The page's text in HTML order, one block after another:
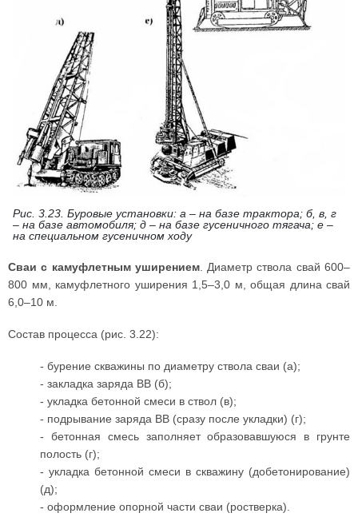
Рис. 3.23. Буровые установки: а – на базе трактора; б, в, г
– на базе автомобиля; д – на базе гусеничного тягача; е –
на специальном гусеничном ходу
Сваи с камуфлетным уширением. Диаметр ствола свай 600–
800 мм, камуфлетного уширения 1,5–3,0 м, общая длина свай
6,0–10 м.
Состав процесса (рис. 3.22):
- бурение скважины по диаметру ствола сваи (а);
- закладка заряда ВВ (б);
- укладка бетонной смеси в ствол (в);
- подрывание заряда ВВ (сразу после укладки) (г);
- бетонная смесь заполняет образовавшуюся в грунте
полость (г);
- укладка бетонной смеси в скважину (добетонирование)
(д);
- оформление опорной части сваи (ростверка).